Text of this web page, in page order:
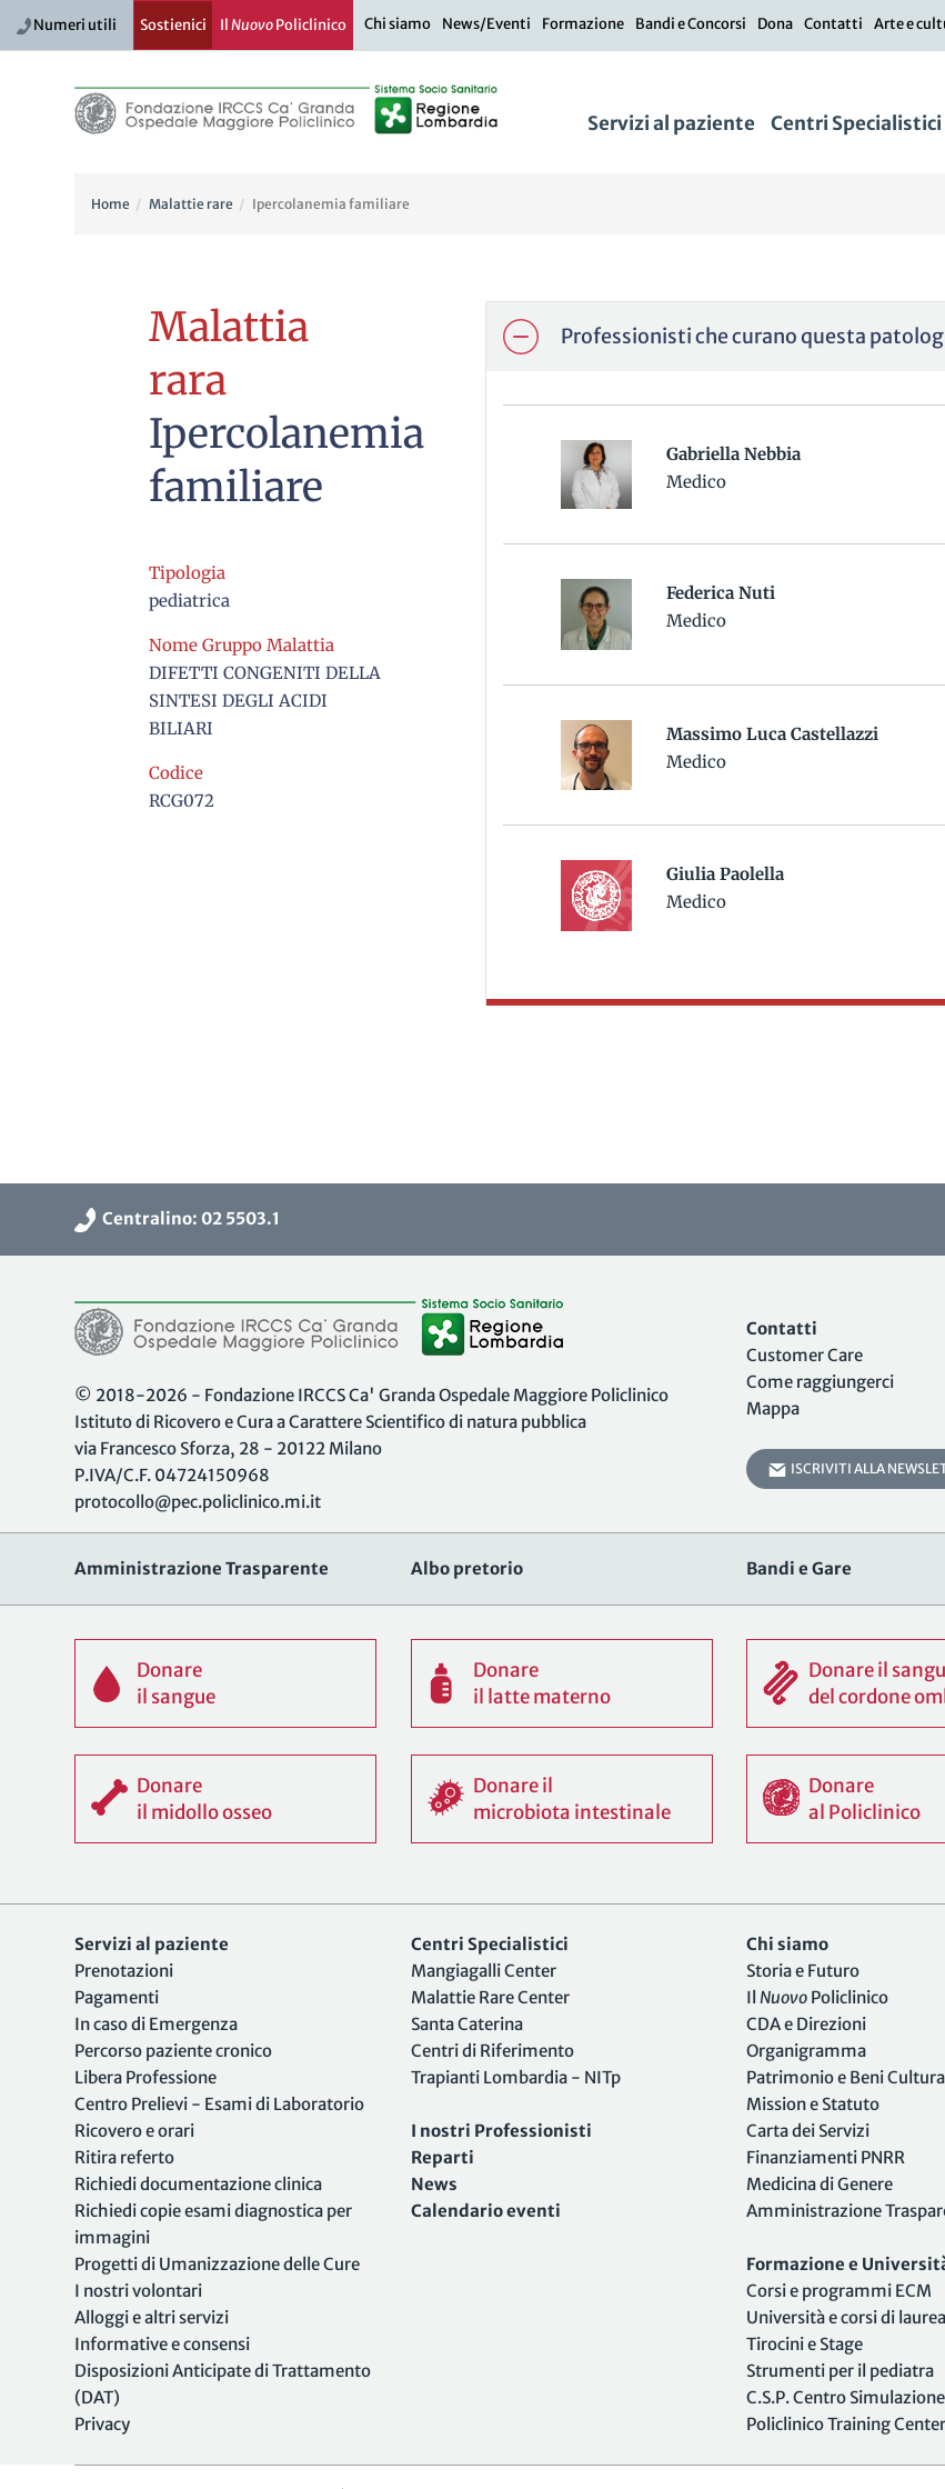
Numeri utili Sostienici IlNuovoPoliclinico Chi siamo News/Eventi Formazione Bandi e Concorsi Dona Contatti Arte e
Servizi al paziente Centri Specialistici
Home Malattie rare Ipercolanemia familiare
Malattia
rara
Ipercolanemia
familiare
Tipologia
pediatrica
Nome Gruppo Malattia
DIFETTI CONGENITI DELLA
SINTESI DEGLI ACIDI
BILIARI
Codice
RCG072
Professionisti che curano questa
Gabriella Nebbia
Medico
Federica Nuti
Medico
Massimo Luca Castellazzi
Medico
Giulia Paolella
Medico
Centralino: 02 5503.1
© 2018-2026 - Fondazione IRCCS Ca' Granda Ospedale Maggiore Policlinico
Istituto di Ricovero e Cura a Carattere Scientifico di natura pubblica
via Francesco Sforza, 28 - 20122 Milano
P.IVA/C.F. 04724150968
protocollo@pec.policlinico.mi.it
Contatti
Customer Care
Come raggiungerci
Mappa
ISCRIVITI ALLA
Amministrazione Trasparente Albo pretorio Bandi e Gare
Donare
il sangue
Donare
il latte materno
Donare il
del cordone
Donare
il midollo osseo
Donare il
microbiota intestinale
Donare
al Policlinico
Servizi al paziente
Prenotazioni
Pagamenti
In caso di Emergenza
Percorso paziente cronico
Libera Professione
Centro Prelievi - Esami di Laboratorio
Ricovero e orari
Ritira referto
Richiedi documentazione clinica
Richiedi copie esami diagnostica per
immagini
Progetti di Umanizzazione delle Cure
I nostri volontari
Alloggi e altri servizi
Informative e consensi
Disposizioni Anticipate di Trattamento
(DAT)
Privacy
Centri Specialistici
Mangiagalli Center
Malattie Rare Center
Santa Caterina
Centri di Riferimento
Trapianti Lombardia - NITp
I nostri Professionisti
Reparti
News
Calendario eventi
Chi siamo
Storia e Futuro
Il NuovoPoliclinico
CDA e Direzioni
Organigramma
Patrimonio e Beni
Mission e Statuto
Carta dei Servizi
Finanziamenti PNRR
Medicina di Genere
Amministrazione
Formazione e
Corsi e programmi ECM
Università e corsi di laurea
Tirocini e Stage
Strumenti per il pediatra
C.S.P. Centro Simulazione
Policlinico Training Center